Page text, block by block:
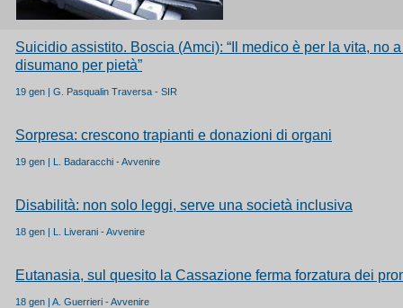
Suicidio assistito. Boscia (Amci): “Il medico è per la vita, no
disumano per pietà”
19 gen | G. Pasqualin Traversa - SIR
Sorpresa: crescono trapianti e donazioni di organi
19 gen | L. Badaracchi - Avvenire
Disabilità: non solo leggi, serve una società inclusiva
18 gen | L. Liverani - Avvenire
Eutanasia, sul quesito la Cassazione ferma forzatura dei
18 gen | A. Guerrieri - Avvenire